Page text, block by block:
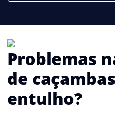
Problemas
de
entulho?